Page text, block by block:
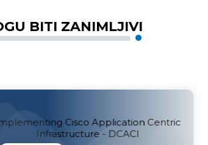
BITI ZANIMLJIVI
Configuring Cisco MDS 9000 Series
- DCMDS